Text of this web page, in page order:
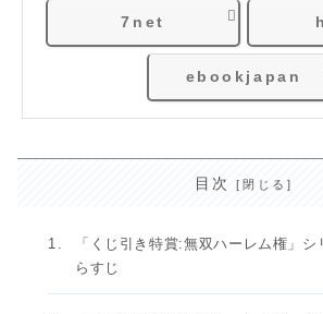
7net
ebookjapan
目次
「くじ引き特賞:無双ハーレム権」シ
らすじ